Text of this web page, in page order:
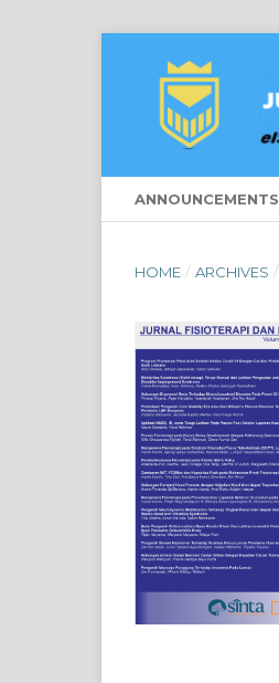
ANNOUNCEMENTS
HOME / ARCHIVES /